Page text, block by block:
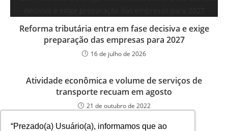
“Prezado(a) Usuário(a), informamos que ao
Reforma tributária entra em fase decisiva e exige
preparação das empresas para 2027
16 de julho de 2026
Atividade econômica e volume de serviços de
transporte recuam em agosto
21 de outubro de 2022